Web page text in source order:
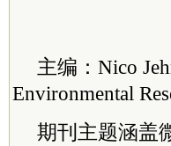
主编：Nico
Environmental
期刊主题涵盖